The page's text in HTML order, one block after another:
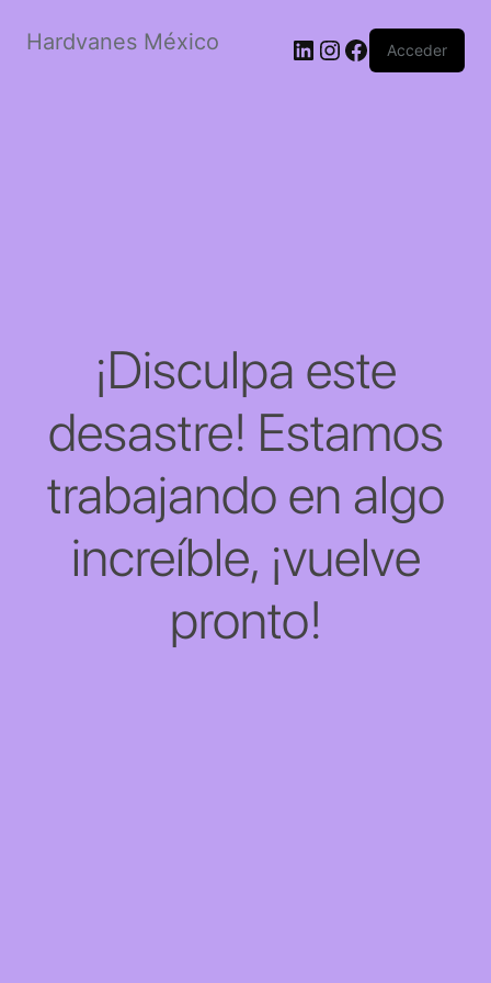
Hardvanes México LinkedIn
Instagram
Facebook
Acceder
¡Disculpa este
desastre! Estamos
trabajando en algo
increíble, ¡vuelve
pronto!